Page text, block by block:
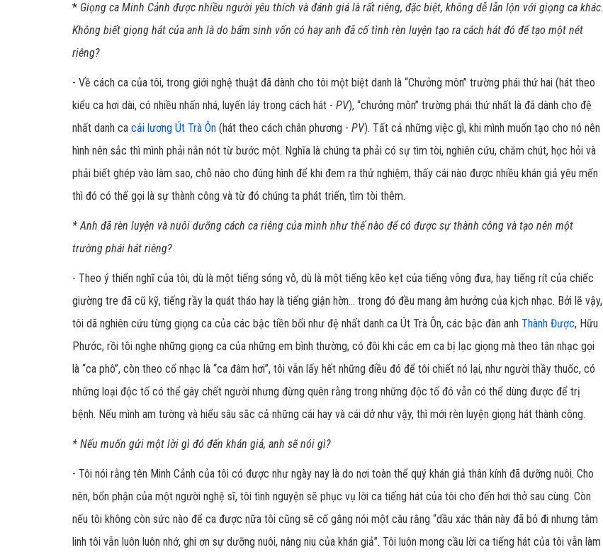
* Giọng ca Minh Cảnh được nhiều người yêu thích và đánh giá là rất riêng, đặc biệt, không dễ lẫn lộn với giọng ca khác.
Không biết giọng hát của anh là do bẩm sinh vốn có hay anh đã cố tình rèn luyện tạo ra cách hát đó để tạo một nét
riêng?
- Về cách ca của tôi, trong giới nghệ thuật đã dành cho tôi một biệt danh là “Chưởng môn” trường phái thứ hai (hát theo
kiểu ca hơi dài, có nhiều nhấn nhá, luyến láy trong cách hát - PV), “chưởng môn” trường phái thứ nhất là đã dành cho đệ
nhất danh ca cải lương Út Trà Ôn (hát theo cách chân phương - PV). Tất cả những việc gì, khi mình muốn tạo cho nó nên
hình nên sắc thì mình phải nắn nót từ bước một. Nghĩa là chúng ta phải có sự tìm tòi, nghiên cứu, chăm chút, học hỏi và
phải biết ghép vào làm sao, chỗ nào cho đúng hình để khi đem ra thử nghiệm, thấy cái nào được nhiều khán giả yêu mến
thì đó có thể gọi là sự thành công và từ đó chúng ta phát triển, tìm tòi thêm.
* Anh đã rèn luyện và nuôi dưỡng cách ca riêng của mình như thế nào để có được sự thành công và tạo nên một
trường phái hát riêng?
- Theo ý thiển nghĩ của tôi, dù là một tiếng sóng vỗ, dù là một tiếng kẽo kẹt của tiếng võng đưa, hay tiếng rít của chiếc
giường tre đã cũ kỹ, tiếng rầy la quát tháo hay là tiếng giận hờn... trong đó đều mang âm hưởng của kịch nhạc. Bởi lẽ vậy,
tôi dã nghiên cứu từng giọng ca của các bậc tiền bối như đệ nhất danh ca Út Trà Ôn, các bậc đàn anh Thành Được, Hữu
Phước, rồi tôi nghe những giọng ca của những em bình thường, có đôi khi các em ca bị lạc giọng mà theo tân nhạc gọi
là “ca phô”, còn theo cổ nhạc là “ca đâm hơi”, tôi vẫn lấy hết những điều đó để tôi chiết nó lại, như người thầy thuốc, có
những loại độc tố có thể gây chết người nhưng đừng quên rằng trong những độc tố đó vẫn có thể dùng được để trị
bệnh. Nếu mình am tường và hiểu sâu sắc cả những cái hay và cái dở như vậy, thì mới rèn luyện giọng hát thành công.
* Nếu muốn gửi một lời gì đó đến khán giả, anh sẽ nói gì?
- Tôi nói rằng tên Minh Cảnh của tôi có được như ngày nay là do nơi toàn thể quý khán giả thân kính đã dưỡng nuôi. Cho
nên, bổn phận của một người nghệ sĩ, tôi tình nguyện sẽ phục vụ lời ca tiếng hát của tôi cho đến hơi thở sau cùng. Còn
nếu tôi không còn sức nào để ca được nữa tôi cũng sẽ cố gắng nói một câu rằng “dầu xác thân này đã bỏ đi nhưng tâm
linh tôi vẫn luôn luôn nhớ, ghi ơn sự dưỡng nuôi, nâng niu của khán giả”. Tôi luôn mong cầu lời ca tiếng hát của tôi vẫn làm